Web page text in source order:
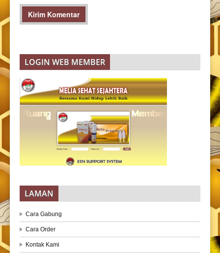
LOGIN WEB MEMBER
LAMAN
Cara Gabung
Cara Order
Kontak Kami